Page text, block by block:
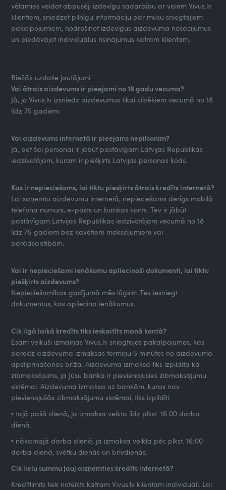
vēlamies veidot abpusēji izdevīgu sadarbību ar visiem Vivus.lv
klientiem, sniedzot pilnīgu informāciju par mūsu sniegtajiem
pakalpojumiem, nodrošinot izdevīgus aizdevuma nosacījumus
un piedāvājot individuālus risinājumus katram klientam.
Biežāk uzdotie jautājumi
Vai ātrais aizdevums ir pieejami no 18 gadu vecuma?
Jā, jo Vivus.lv izsniedz aizdevumus tikai cilvēkiem vecumā no 18
līdz 75 gadiem.
Vai aizdevums internetā ir pieejams nepilsonim?
Jā, bet šai personai ir jābūt pastāvīgam Latvijas Republikas
iedzīvotājam, kuram ir piešķirts Latvijas personas kods.
Kas ir nepieciešams, lai tiktu piesķirts ātrais kredīts internetā?
Lai saņemtu aizdevumu internetā, nepieciešams derīgs mobilā
telefona numurs, e-pasts un bankas konts. Tev ir jābūt
pastāvīgam Latvijas Republikas iedzīvotājam vecumā no 18
līdz 75 gadiem bez kavētiem maksājumiem vai
parādsaistībām.
Vai ir nepieciešami ienākumu apliecinoši dokumenti, lai tiktu
piešķirts aizdevums?
Nepieciešamības gadījumā mēs lūgsim Tev iesniegt
dokumentus, kas apliecina ienākumus.
Cik ilgā laikā kredīts tiks ieskaitīts manā kontā?
Esam veikuši izmaiņas Vivus.lv sniegtajos pakalpojumos, kas
paredz aizdevuma izmaksas termiņu 5 minūtes no aizdevuma
apstiprināšanas brīža. Aizdevuma izmaksa tiks izpildīta kā
zibmaksājums, ja Jūsu banka ir pievienojusies zibmaksājumu
sistēmai. Aizdevuma izmaksa uz bankām, kuras nav
pievienojušās zibmaksājumu sistēmai, tiks izpildīti:
• tajā pašā dienā, ja izmaksa veikta līdz plkst. 16:00 darba
dienā.
• nākamajā darba dienā, ja izmaksa veikta pēc plkst. 16:00
darba dienā, svētku dienās un brīvdienās.
Cik lielu summu ļauj aizņemties kredīts internetā?
Kredītlimits tiek noteikts katram Vivus.lv klientam individuāli. Lai